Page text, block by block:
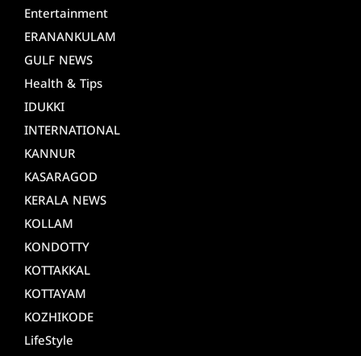
Entertainment
ERANANKULAM
GULF NEWS
Health & Tips
IDUKKI
INTERNATIONAL
KANNUR
KASARAGOD
KERALA NEWS
KOLLAM
KONDOTTY
KOTTAKKAL
KOTTAYAM
KOZHIKODE
LifeStyle